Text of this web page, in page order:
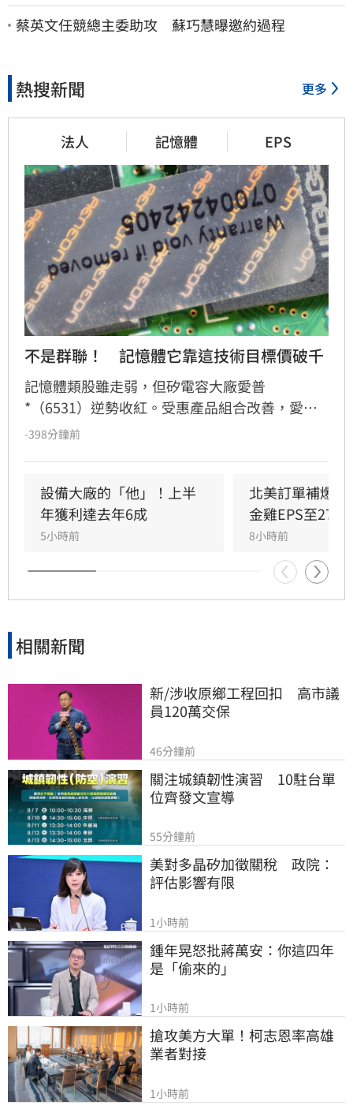
法院討公道結果出爐
蔡英文任競總主委助攻 蘇巧慧曝邀約過程
熱搜新聞 更多
法人 記憶體 EPS
不是群聯！　記憶體它靠這技術目標價破千
記憶體類股雖走弱，但矽電容大廠愛普
*（6531）逆勢收紅。受惠產品組合改善，愛普
第2季每股純益達4.18元。展望第3季，因記憶體
產品線成長動能明確，法人看好2026年起進入爆
發期，2027年獲利更有望挑戰每股逾35元。看好
長線基本面，多家法人紛紛調升目標價，最高上
看1430元。惟投資人仍需留意晶圓代工產能及匯
率波動等潛在風險。投資一定有風險，決策前請
審慎評估。
-398分鐘前
設備大廠的「他」！上半
年獲利達去年6成
5小時前
北美訂單補爆
金雞EPS至
8小時前
相關新聞
新/涉收原鄉工程回扣　高市議
員120萬交保
46分鐘前
關注城鎮韌性演習　10駐台單
位齊發文宣導
55分鐘前
美對多晶矽加徵關稅　政院：
評估影響有限
1小時前
鍾年晃怒批蔣萬安：你這四年
是「偷來的」
1小時前
搶攻美方大單！柯志恩率高雄
業者對接
1小時前